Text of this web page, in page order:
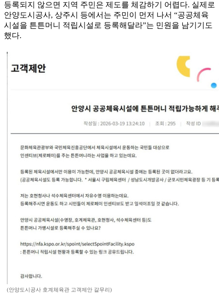
등록되지 않으면 지역 주민은 제도를 체감하기 어렵다. 실제로
안양도시공사, 상주시 등에서는 주민이 먼저 나서 “공공체육
시설을 튼튼머니 적립시설로 등록해달라”는 민원을 남기기도
했다.
(안양도시공사 호계체육관 고객제안 갈무리)